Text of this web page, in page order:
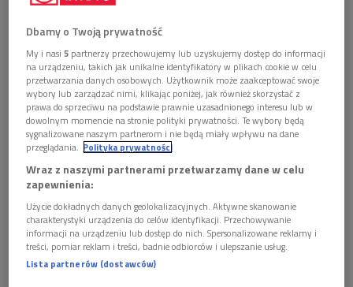
Nagroda im. Janusza "Kuby" Morgensterna
"Perspektywa"przyznawana jest od 2011 roku. Trafia do
reżysera, którego twórczość "ma wielki potencjał i
perspektywy rozwoju na przyszłość". Dotychczas laureatami
byli między innymi Adrian Panek, Jan Paweł Matuszyński,
Paweł Maślona, Jan Holoubek. Zwycięzcę wskazuje kapituła
pod przewodnictwem Krystyny Cierniak-Morgenstern, która
jest pomysłodawczynią wydarzenia.
POSŁUCHAJ
07:14
Rozmowa z Korkiem Bojanowskim - laureatem
tegorocznej Nagrody im. Janusza "Kuby" Morgensterna
"Perspektywa" za najlepszy debiut (Poranek Dwójki)
Dbamy o Twoją prywatność
My i nasi5 partnerzy przechowujemy lub uzyskujemy dostęp do informacji
na urządzeniu, takich jak unikalne identyfikatory w plikach cookie w celu
przetwarzania danych osobowych. Użytkownik może zaakceptować swoje
wybory lub zarządzać nimi, klikając poniżej, jak również skorzystać z
prawa do sprzeciwu na podstawie prawnie uzasadnionego interesu lub w
dowolnym momencie na stronie polityki prywatności. Te wybory będą
sygnalizowane naszym partnerom i nie będą miały wpływu na dane
przeglądania. Polityka prywatności
Wraz z naszymi partnerami przetwarzamy dane w celu
zapewnienia:
Użycie dokładnych danych geolokalizacyjnych. Aktywne skanowanie
charakterystyki urządzenia do celów identyfikacji. Przechowywanie
informacji na urządzeniu lub dostęp do nich. Spersonalizowane reklamy i
treści, pomiar reklam i treści, badnie odbiorców i ulepszanie usług.
Lista partnerów (dostawców)